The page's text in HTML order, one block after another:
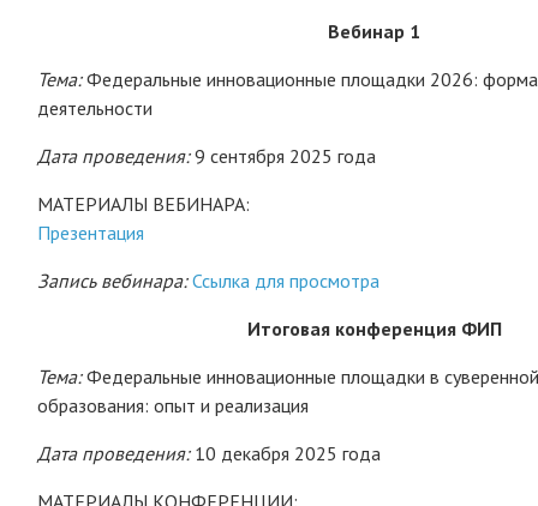
Вебинар 1
Тема:Федеральные инновационные площадки 2026:
деятельности
Дата проведения:9 сентября 2025 года
МАТЕРИАЛЫ ВЕБИНАРА:
Презентация
Запись вебинара: Ссылка для просмотра
Итоговая конференция ФИП
Тема:Федеральные инновационные площадки в
образования: опыт и реализация
Дата проведения:10 декабря 2025 года
МАТЕРИАЛЫ КОНФЕРЕНЦИИ: